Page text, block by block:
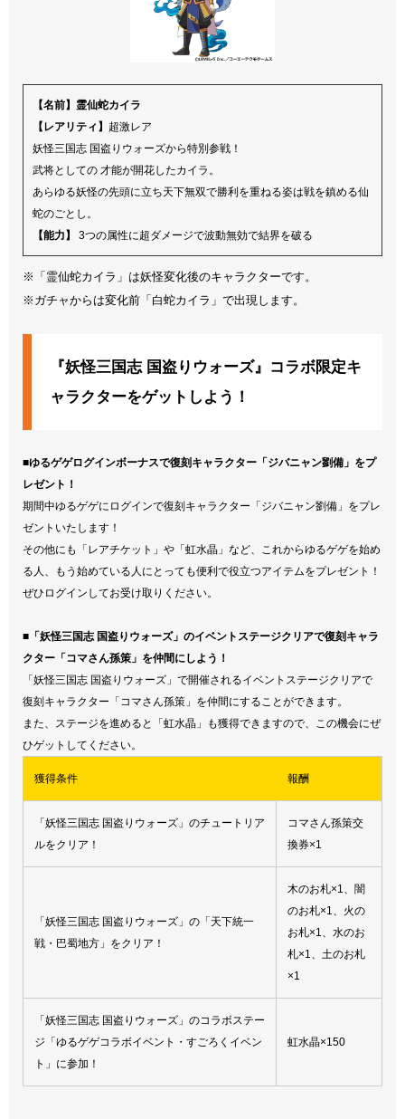
【名前】霊仙蛇カイラ
【レアリティ】 超激レア
妖怪三国志 国盗りウォーズから特別参戦！
武将としての 才能が開花したカイラ。
あらゆる妖怪の先頭に立ち天下無双で勝利を重ねる姿は戦を鎮める仙
蛇のごとし。
【能力】
3つの属性に超ダメージで波動無効で結界を破る
※「霊仙蛇カイラ」は妖怪変化後のキャラクターです。
※ガチャからは変化前「白蛇カイラ」で出現します。
『妖怪三国志 国盗りウォーズ』コラボ限定キ
ャラクターをゲットしよう！
■ゆるゲゲログインボーナスで復刻キャラクター「ジバニャン劉備」をプ
レゼント！
期間中ゆるゲゲにログインで復刻キャラクター「ジバニャン劉備」をプレ
ゼントいたします！
その他にも「レアチケット」や「虹水晶」など、これからゆるゲゲを始め
る人、もう始めている人にとっても便利で役立つアイテムをプレゼント！
ぜひログインしてお受け取りください。
■「妖怪三国志 国盗りウォーズ」のイベントステージクリアで復刻キャラ
クター「コマさん孫策」を仲間にしよう！
「妖怪三国志 国盗りウォーズ」で開催されるイベントステージクリアで
復刻キャラクター「コマさん孫策」を仲間にすることができます。
また、ステージを進めると「虹水晶」も獲得できますので、この機会にぜ
ひゲットしてください。
獲得条件 報酬
「妖怪三国志 国盗りウォーズ」のチュートリア
ルをクリア！
コマさん孫策交
換券×1
「妖怪三国志 国盗りウォーズ」の「天下統一
戦・巴蜀地方」をクリア！
木のお札×1、闇
のお札×1、火の
お札×1、水のお
札×1、土のお札
×1
「妖怪三国志 国盗りウォーズ」のコラボステー
ジ「ゆるゲゲコラボイベント・すごろくイベン
ト」に参加！
虹水晶×150